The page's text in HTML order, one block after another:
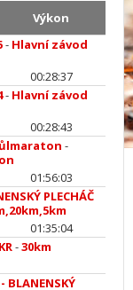
Výkon
- Hlavní závod
00:28:37
- Hlavní závod
00:28:43
-
01:56:03
PLECHÁČ
01:35:04
-30km
BLANENSKÝ